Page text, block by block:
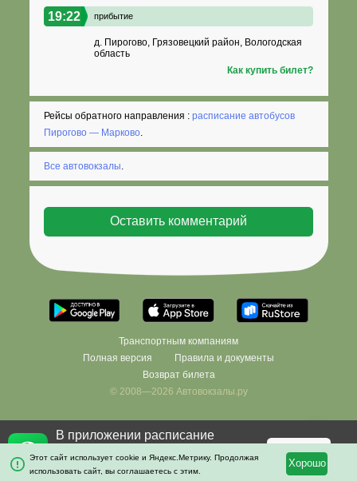
19:22 прибытие
д. Пирогово, Грязовецкий район, Вологодская
область
Как купить билет?
Рейсы обратного направления :расписание автобусов
Пирогово — Марково
Все автовокзалы.
Фильтровать
Транспортным компаниям
Полная версия
Правила и документы
Возврат билета
© 2008—2026 Автовокзалы.ру
Этот сайт использует cookie и Яндекс.Метрику. Продолжая
использовать сайт, вы соглашаетесь с этим.
Хорошо
В приложении расписание
останется с вами даже без
интернета!
Скачать